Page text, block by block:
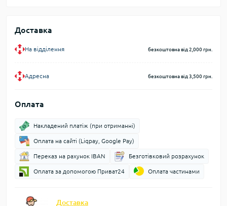
Доставка
На відділення безкоштовна від 2,000 грн.
Адресна безкоштовна від 3,500 грн.
Оплата
Накладений платіж (при отриманні)
Оплата на сайті (Liqpay, Google Pay)
Переказ на рахунок IBAN Безготівковий розрахунок
Оплата за допомогою Приват24 Оплата частинами
Доставка